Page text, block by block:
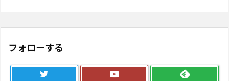
フォローする